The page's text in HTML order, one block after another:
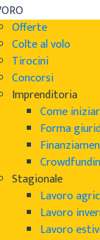
Offerte
Colte al volo
Tirocini
Concorsi
Imprenditoria
Come
Forma
Stagionale
Lavoro
Lavoro
Lavoro